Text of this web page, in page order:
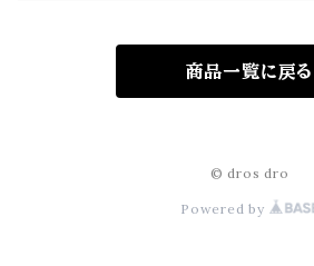
GLOMA NAUTICA(グローマノーティカ)
商品一覧に戻る
© dros dro
Powered by